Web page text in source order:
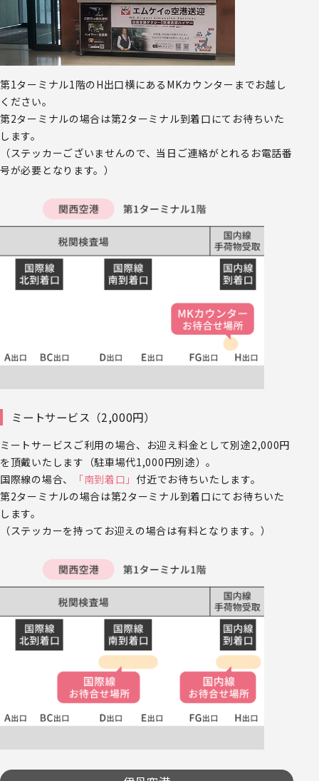
第1ターミナル1階のH出口横にあるMKカウンターまでお越し
ください。
第2ターミナルの場合は第2ターミナル到着口にてお待ちいた
します。
（ステッカーございませんので、当日ご連絡がとれるお電話番
号が必要となります。）
ミートサービス（2,000円）
ミートサービスご利用の場合、お迎え料金として別途2,000円
を頂戴いたします（駐車場代1,000円別途）。
国際線の場合、
「南到着口」 付近でお待ちいたします。
第2ターミナルの場合は第2ターミナル到着口にてお待ちいた
します。
（ステッカーを持ってお迎えの場合は有料となります。）